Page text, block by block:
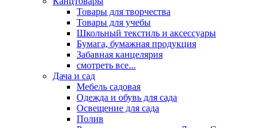
Товары для творчества
Товары для учебы
Школьный текстиль и аксессуары
Бумага, бумажная продукция
Забавная канцелярия
смотреть все...
Дача и сад
Мебель садовая
Одежда и обувь для сада
Освещение для сада
Полив